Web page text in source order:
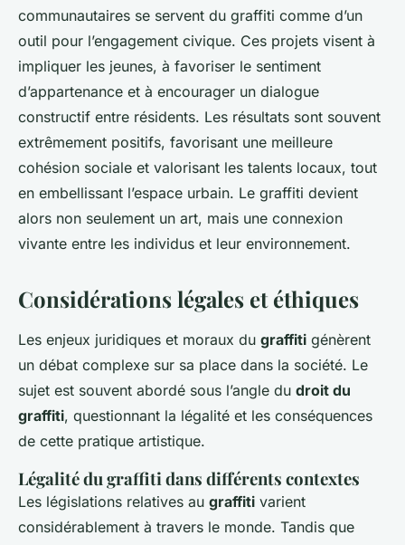
communautaires se servent du graffiti comme d’un
outil pour l’engagement civique. Ces projets visent à
impliquer les jeunes, à favoriser le sentiment
d’appartenance et à encourager un dialogue
constructif entre résidents. Les résultats sont souvent
extrêmement positifs, favorisant une meilleure
cohésion sociale et valorisant les talents locaux, tout
en embellissant l’espace urbain. Le graffiti devient
alors non seulement un art, mais une connexion
vivante entre les individus et leur environnement.
Considérations légales et éthiques
Les enjeux juridiques et moraux du graffiti génèrent
un débat complexe sur sa place dans la société. Le
sujet est souvent abordé sous l’angle du droit du
graffiti, questionnant la légalité et les conséquences
de cette pratique artistique.
Légalité du graffiti dans différents contextes
Les législations relatives au graffiti varient
considérablement à travers le monde. Tandis que